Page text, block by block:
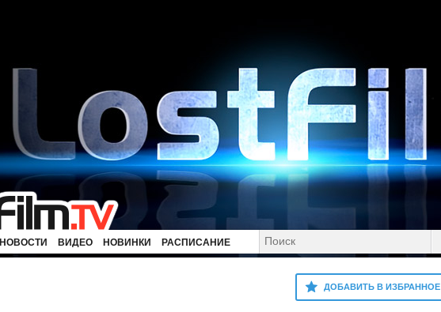
НОВОСТИ ВИДЕО НОВИНКИ РАСПИСАНИЕ
ДОБАВИТЬ В ИЗБРАННОЕ